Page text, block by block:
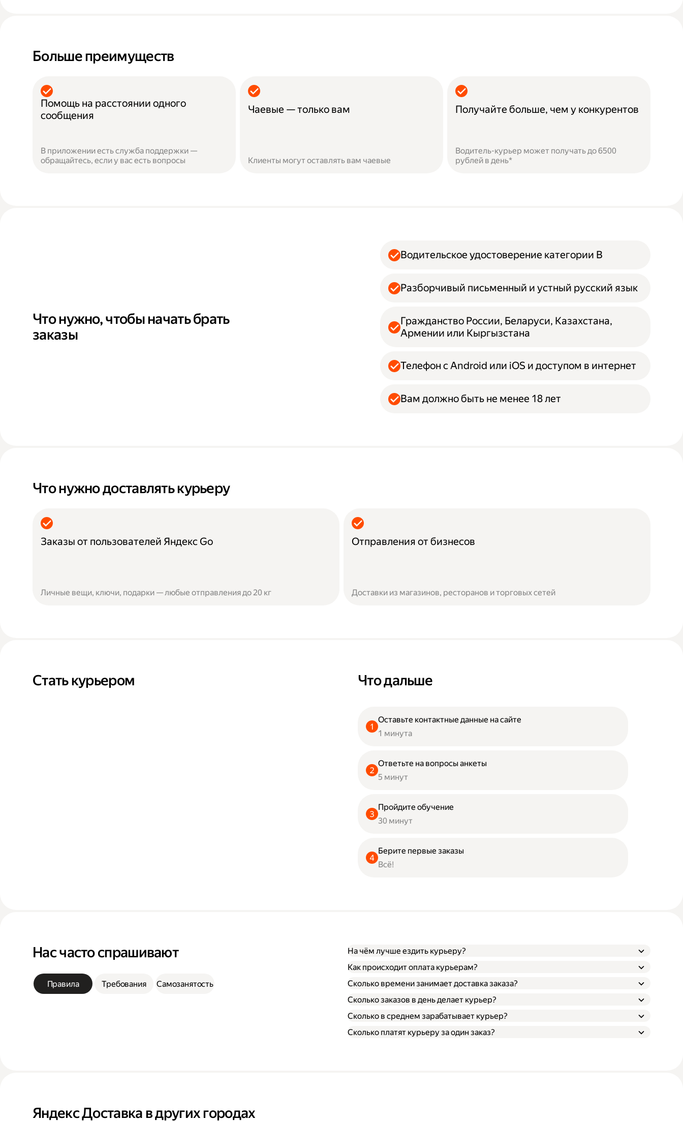
Больше преимуществ
Помощь на расстоянии одного
сообщения
В приложении есть служба поддержки —
обращайтесь, если у вас есть вопросы
Чаевые — только вам
Клиенты могут оставлять вам чаевые
Получайте больше, чем у конкурентов
Водитель-курьер может получать до 6500
рублей в день*
Что нужно, чтобы начать брать
заказы
Водительское удостоверение категории B
Разборчивый письменный и устный русский язык
Гражданство России, Беларуси, Казахстана,
Армении или Кыргызстана
Телефон с Android или iOS и доступом в интернет
Вам должно быть не менее 18 лет
Что нужно доставлять курьеру
Заказы от пользователей Яндекс Go
Личные вещи, ключи, подарки — любые отправления до 20 кг
Отправления от бизнесов
Доставки из магазинов, ресторанов и торговых сетей
Стать курьером Что дальше
Оставьте контактные данные на сайте
1 минута
Ответьте на вопросы анкеты
5 минут
Пройдите обучение
30 минут
Берите первые заказы
Всё!
Нас часто спрашивают
Правила Требования Самозанятость
На чём лучше ездить курьеру?
Как происходит оплата курьерам?
Сколько времени занимает доставка заказа?
Сколько заказов в день делает курьер?
Сколько в среднем зарабатывает курьер?
Сколько платят курьеру за один заказ?
Яндекс Доставка в других городах